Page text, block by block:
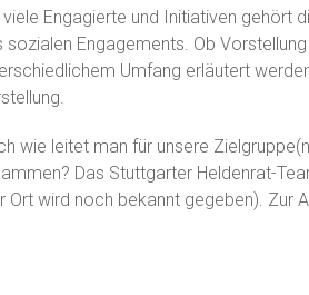
viele Engagierte und Initiativen gehört
sozialen Engagements. Ob
Umfang erläutert
wie leitet man für unsere
Das Stuttgarter Heldenrat-
Ort wird noch bekannt gegeben). Zur